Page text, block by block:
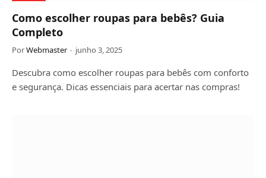
Como escolher roupas para bebês? Guia
Completo
PorWebmaster junho 3, 2025
Descubra como escolher roupas para bebês com conforto
e segurança. Dicas essenciais para acertar nas compras!